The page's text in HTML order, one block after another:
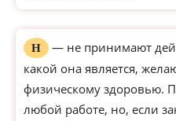
Н
— не принимают
какой она является,
физическому здоровью.
любой работе, но, если